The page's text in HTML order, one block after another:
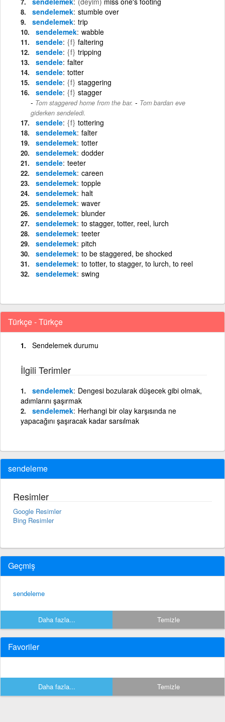
sendelemek stumble over
sendelemek trip
sendelemek wabble
sendele {f} faltering
sendele {f} tripping
sendele falter
sendele totter
sendele {f} staggering
sendele {f} stagger
Tom staggered home from the bar. - Tom bardan eve
giderken sendeledi.
sendele {f} tottering
sendelemek falter
sendelemek totter
sendelemek dodder
sendele teeter
sendelemek careen
sendelemek topple
sendelemek halt
sendelemek waver
sendelemek blunder
sendelemek to stagger, totter, reel, lurch
sendelemek teeter
sendelemek pitch
sendelemek to be staggered, be shocked
sendelemek to totter, to stagger, to lurch, to reel
sendelemek swing
Türkçe - Türkçe
Sendelemek durumu
İlgili Terimler
sendelemek Dengesi bozularak düşecek gibi olmak,
adımlarını şaşırmak
sendelemek Herhangi bir olay karşısında ne
yapacağını şaşıracak kadar sarsılmak
sendeleme
Resimler
Google Resimler
Bing Resimler
Geçmiş
sendeleme
Daha fazla... Temizle
Favoriler
Daha fazla... Temizle